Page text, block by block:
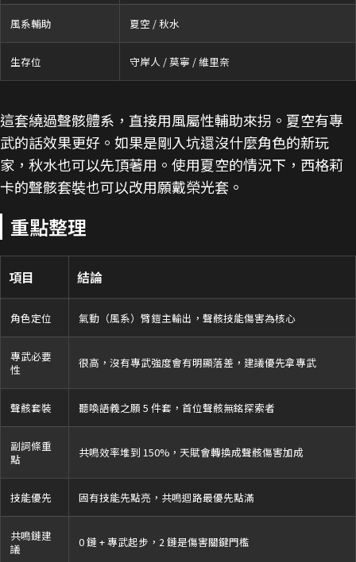
風系輔助 夏空 / 秋水
生存位 守岸人 / 莫寧 / 維里奈
這套繞過聲骸體系，直接用風屬性輔助來拐。夏空有專
武的話效果更好。如果是剛入坑還沒什麼角色的新玩
家，秋水也可以先頂著用。使用夏空的情況下，西格莉
卡的聲骸套裝也可以改用願戴榮光套。
重點整理
項目 結論
角色定位 氣動（風系）臂鎧主輸出，聲骸技能傷害為核心
專武必要
性
很高，沒有專武強度會有明顯落差，建議優先拿專武
聲骸套裝 聽喚語義之願 5 件套，首位聲骸無銘探索者
副詞條重
點
共鳴效率堆到 150%，天賦會轉換成聲骸傷害加成
技能優先 固有技能先點亮，共鳴迴路最優先點滿
共鳴鏈建
議
0 鏈 + 專武起步，2 鏈是傷害關鍵門檻